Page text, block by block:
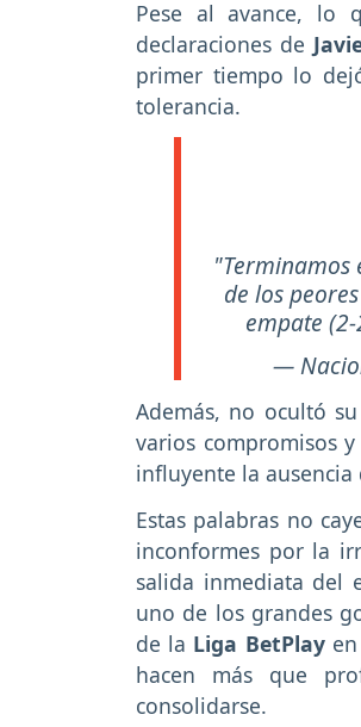
Pese al avance, lo
declaraciones de
primer tiempo lo
tolerancia.
"Terminamos
de los
empate
—
Además, no ocultó
varios compromisos
influyente la ausencia
Estas palabras no
inconformes por la
salida inmediata del
uno de los grandes
de la Liga BetPlayen
hacen más que
consolidarse.